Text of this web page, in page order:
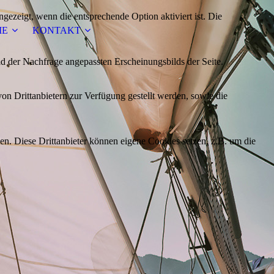
KONTAKT
wenn die entsprechende Option aktiviert ist. Die
Nachfrage angepassten Erscheinungsbilds der Seite.
Drittanbietern zur Verfügung gestellt werden, sowie die
Diese Drittanbieter können eigene Cookies setzen, z.B. um die